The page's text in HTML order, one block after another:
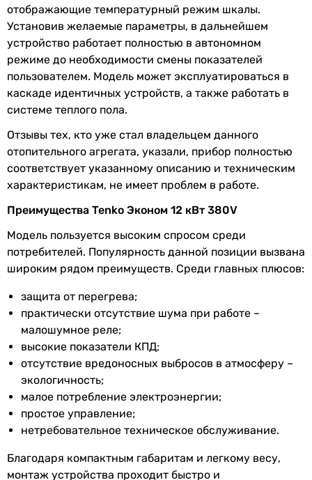
Минимальное
рабочее
давление
0.1 бар
Максимальное
рабочее
давление
3 бар
Физические характеристики
Ширина 189 мм
Высота 581 мм
Глубина 97 мм
Вес 9 кг
Габариты в упаковке
Ширина в
упаковке
210 мм
Высота в
упаковке
Глубина в
690 мм
Вес в упаковке 11 кг
отображающие температурный режим шкалы.
Установив желаемые параметры, в дальнейшем
устройство работает полностью в автономном
режиме до необходимости смены показателей
пользователем. Модель может эксплуатироваться в
каскаде идентичных устройств, а также работать в
системе теплого пола.
Отзывы тех, кто уже стал владельцем данного
отопительного агрегата, указали, прибор полностью
соответствует указанному описанию и техническим
характеристикам, не имеет проблем в работе.
Преимущества Tenko Эконом 12 кВт 380V
Модель пользуется высоким спросом среди
потребителей. Популярность данной позиции вызвана
широким рядом преимуществ. Среди главных плюсов:
защита от перегрева;
практически отсутствие шума при работе –
малошумное реле;
высокие показатели КПД;
отсутствие вредоносных выбросов в атмосферу –
экологичность;
малое потребление электроэнергии;
простое управление;
нетребовательное техническое обслуживание.
Благодаря компактным габаритам и легкому весу,
монтаж устройства проходит быстро и